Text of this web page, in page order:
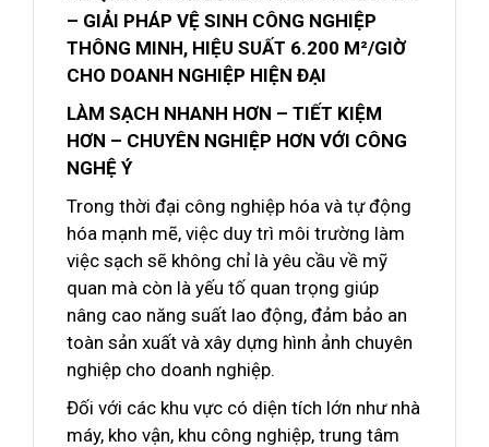
– GIẢI PHÁP VỆ SINH CÔNG NGHIỆP
THÔNG MINH, HIỆU SUẤT 6.200 M²/GIỜ
CHO DOANH NGHIỆP HIỆN ĐẠI
LÀM SẠCH NHANH HƠN – TIẾT KIỆM
HƠN – CHUYÊN NGHIỆP HƠN VỚI CÔNG
NGHỆ Ý
Trong thời đại công nghiệp hóa và tự động
hóa mạnh mẽ, việc duy trì môi trường làm
việc sạch sẽ không chỉ là yêu cầu về mỹ
quan mà còn là yếu tố quan trọng giúp
nâng cao năng suất lao động, đảm bảo an
toàn sản xuất và xây dựng hình ảnh chuyên
nghiệp cho doanh nghiệp.
Đối với các khu vực có diện tích lớn như nhà
máy, kho vận, khu công nghiệp, trung tâm